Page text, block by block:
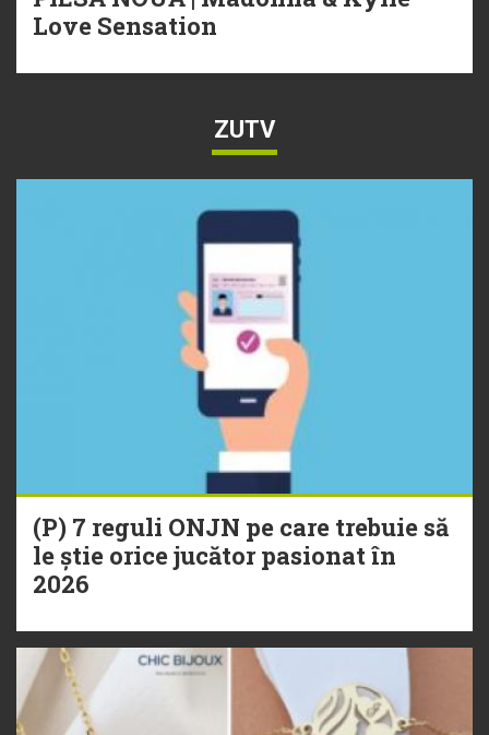
Love Sensation
ZUTV
(P) 7 reguli ONJN pe care trebuie să
le știe orice jucător pasionat în
2026